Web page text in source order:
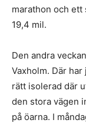
marathon och ett
19,4 mil.
Den andra
Vaxholm. Där
rätt isolerad där
den stora vägen
på öarna. I